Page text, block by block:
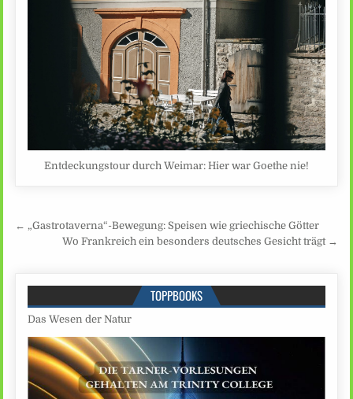
Entdeckungstour durch Weimar: Hier war Goethe nie!
Beitragsnavigation
← „Gastrotaverna“-Bewegung: Speisen wie griechische Götter
Wo Frankreich ein besonders deutsches Gesicht trägt →
TOPPBOOKS
Das Wesen der Natur